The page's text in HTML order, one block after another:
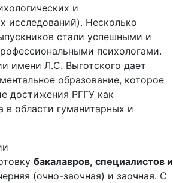
и
исследований). Несколько
стали успешными и
психологами.
имени Л.С. Выготского дает
образование, которое
достижения РГГУ как
в области гуманитарных и
бакалавров, специалистов
(очно-заочная) и заочная. С